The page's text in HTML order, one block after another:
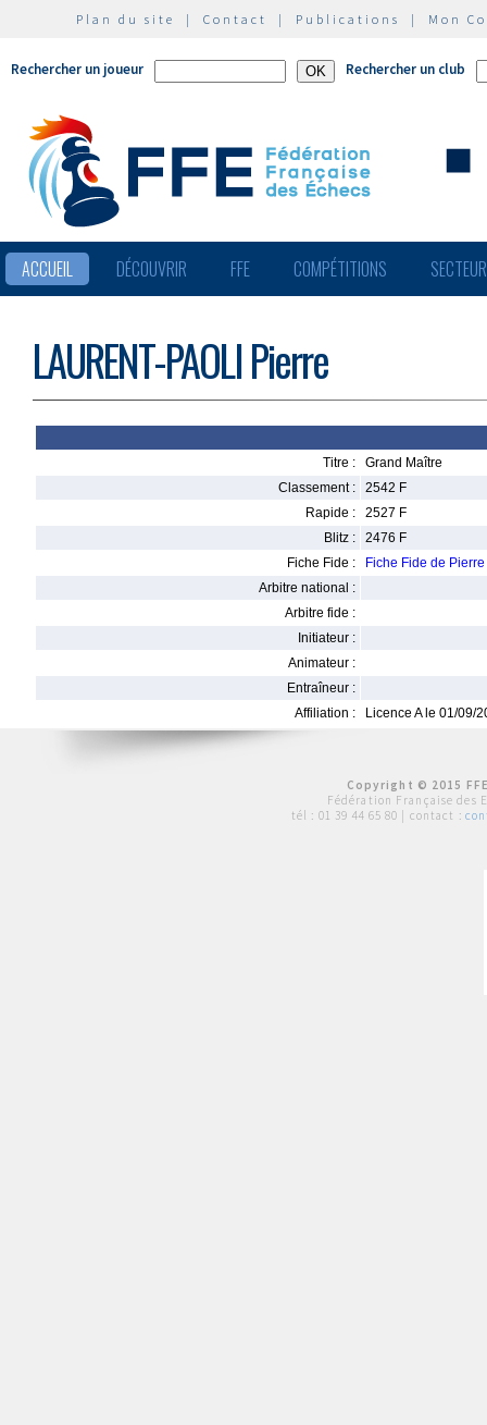
Plan du site | Contact | Publications | Mon
Rechercher un joueur Rechercher un club
ACCUEIL DÉCOUVRIR FFE COMPÉTITIONS
LAURENT-PAOLI Pierre
Titre :
Grand Maître
Classement :
2542 F
Rapide :
2527 F
Blitz :
2476 F
Fiche Fide :
Fiche Fide de
Arbitre national :
Arbitre fide :
Initiateur :
Animateur :
Entraîneur :
Affiliation :
Licence A le 01/09/
Copyright © 2015
Fédération Française des
tél : 01 39 44 65 80 | contact :